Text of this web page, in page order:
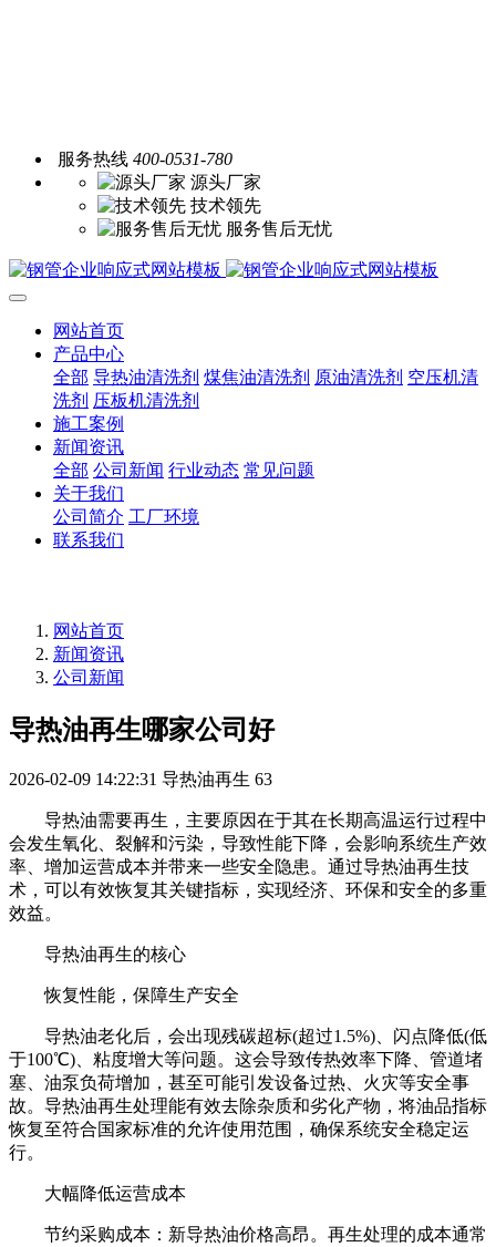
服务热线 400-0531-780
源头厂家
技术领先
服务售后无忧
网站首页
产品中心
全部 导热油清洗剂 煤焦油清洗剂 原油清洗剂 空压机清
洗剂 压板机清洗剂
施工案例
新闻资讯
全部 公司新闻 行业动态 常见问题
关于我们
公司简介 工厂环境
联系我们
网站首页
新闻资讯
公司新闻
导热油再生哪家公司好
2026-02-09 14:22:31 导热油再生 63
导热油需要再生，主要原因在于其在长期高温运行过程中
会发生氧化、裂解和污染，导致性能下降，会影响系统生产效
率、增加运营成本并带来一些安全隐患。通过导热油再生技
术，可以有效恢复其关键指标，实现经济、环保和安全的多重
效益。
导热油再生的核心
‌恢复性能，保障生产安全‌
导热油老化后，会出现‌残碳超标(超过1.5%)‌、‌闪点降低(低
于100℃)‌、‌粘度增大‌等问题。这会导致传热效率下降、管道堵
塞、油泵负荷增加，甚至可能引发设备过热、火灾等安全事
故。导热油再生处理能有效去除杂质和劣化产物，将油品指标
恢复至符合国家标准的允许使用范围，确保系统安全稳定运
行。‌
‌大幅降低运营成本‌
‌节约采购成本‌：新导热油价格高昂。再生处理的成本通常